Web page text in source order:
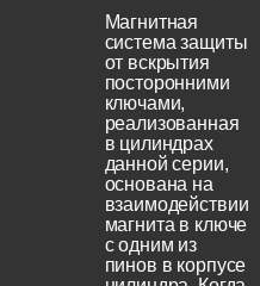
Магнитная
система защиты
от вскрытия
посторонними
ключами,
реализованная
в цилиндрах
данной серии,
основана на
взаимодействии
магнита в ключе
с одним из
пинов в корпусе